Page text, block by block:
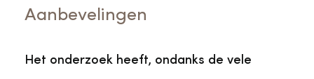
Aanbevelingen
Het onderzoek heeft, ondanks de vele